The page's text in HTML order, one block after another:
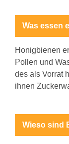
Was essen
Honigbienen
Pollen und
des als Vorrat
ihnen
Wieso sind